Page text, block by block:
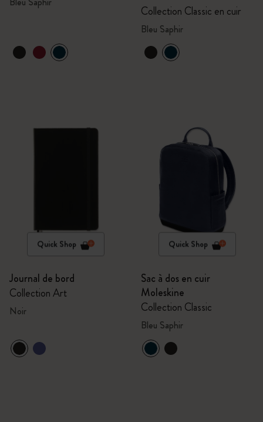
Collection Classic en cuir
Bleu Saphir
Quick Shop
Journal de bord
Collection Art
Noir
Quick Shop
Sac à dos en cuir
Moleskine
Collection Classic
Bleu Saphir